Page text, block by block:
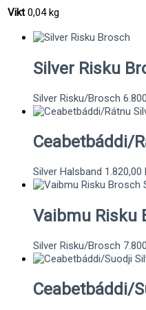
Vikt 0,04 kg
Silver Risku
Silver Risku/Brosch
Ceabetbáddi/
Silver Halsband 1.820,00
Vaibmu Risku
Silver Risku/Brosch
Ceabetbáddi/